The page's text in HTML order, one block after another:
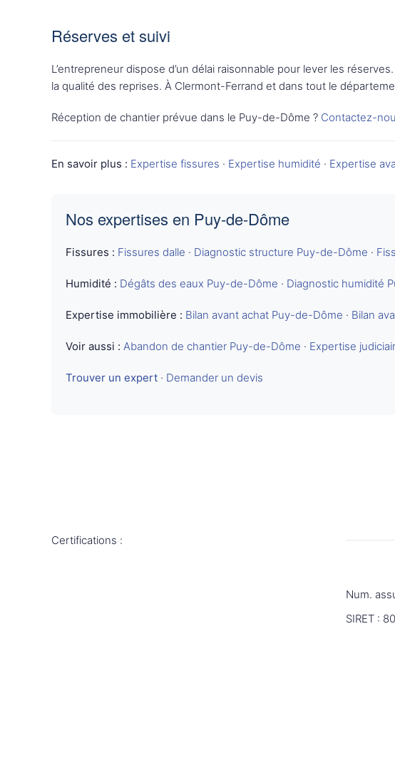
Réserves et suivi
L’entrepreneur dispose d’un délai raisonnable pour lever les réserves.
la qualité des reprises. À Clermont-Ferrand et dans tout le
Réception de chantier prévue dans le Puy-de-Dôme ? Contactez-
En savoir plus : Expertise fissures · Expertise humidité · Expertise
Nos expertises en Puy-de-Dôme
Fissures : Fissures dalle · Diagnostic structure Puy-de-Dôme ·
Humidité : Dégâts des eaux Puy-de-Dôme · Diagnostic humidité
Expertise immobilière : Bilan avant achat Puy-de-Dôme · Bilan
Voir aussi : Abandon de chantier Puy-de-Dôme · Expertise
Trouver un expert · Demander un devis
Certifications :
Num.
SIRET :